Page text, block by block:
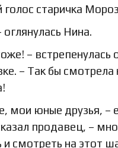
голос старичка
оглянулась Нина.
– встрепенулась
– Так бы смотрела
мои юные друзья,
продавец, –
и смотреть на этот